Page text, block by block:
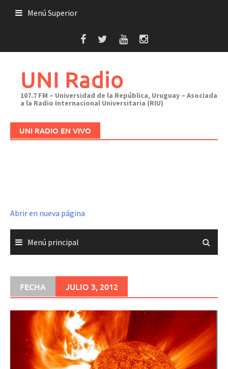
Menú Superior
UNI Radio
107.7 FM – Universidad de la República, Uruguay – Asociada
a la Radio Internacional Universitaria (RIU)
UNI RADIO EN VIVO
Abrir en nueva página
Menú principal
FECHA JULIO 3, 2012